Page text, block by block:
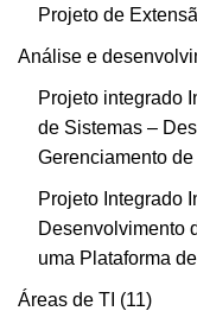
Projeto de
Análise e
Projeto integrado
de Sistemas –
Gerenciamento
Projeto Integrado
Desenvolvimento
uma Plataforma
Áreas de TI 11